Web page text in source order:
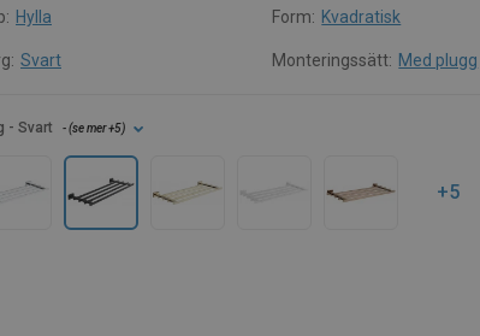
Hylla Form: Kvadratisk
Svart Monteringssätt: Med plugg
- Svart - (se mer+5)
+5